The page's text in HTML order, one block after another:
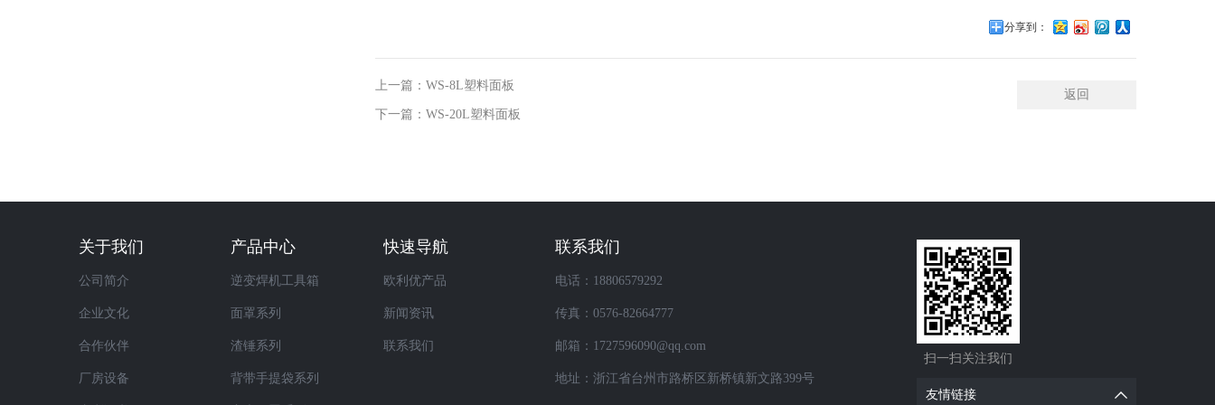
分享到：
上一篇：WS-8L塑料面板
下一篇：WS-20L塑料面板
返回
关于我们
公司简介
企业文化
合作伙伴
厂房设备
产品中心
逆变焊机工具箱
面罩系列
渣锤系列
背带手提袋系列
快速导航
欧利优产品
新闻资讯
联系我们
联系我们
电话：18806579292
传真：0576-82664777
邮箱：1727596090@qq.com
地址：浙江省台州市路桥区新桥镇新文路399号
扫一扫关注我们
友情链接